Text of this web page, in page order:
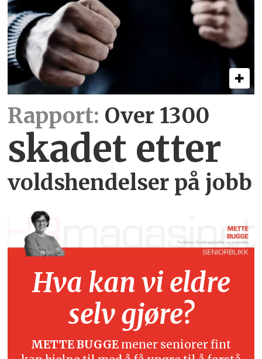
Rapport: Over 1300
skadet etter
voldshendelser på jobb
Hva kan vi eldre
selv gjøre?
METTE BUGGE mener seniorer fint